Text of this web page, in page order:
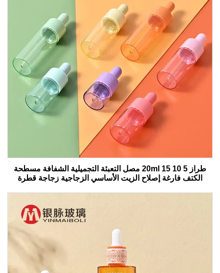
طراز 5 10 15 20ml مصل التعبئة التجميلية الشفافة مسطحة
الكتف فارغة إصلاح الزيت الأساسي الزجاجية زجاجة قطرة